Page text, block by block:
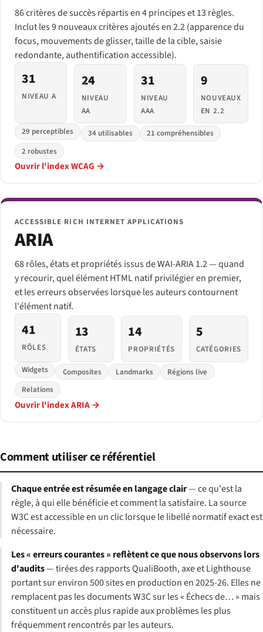
86 critères de succès répartis en 4 principes et 13 règles.
Inclut les 9 nouveaux critères ajoutés en 2.2 (apparence du
focus, mouvements de glisser, taille de la cible, saisie
redondante, authentification accessible).
31
NIVEAU A
24
NIVEAU
AA
31
NIVEAU
AAA
9
NOUVEAUX
EN 2.2
29 perceptibles
34 utilisables
21 compréhensibles
2 robustes
Ouvrir l'index WCAG →
ACCESSIBLE RICH INTERNET APPLICATIONS
ARIA
68 rôles, états et propriétés issus de WAI-ARIA 1.2 — quand
y recourir, quel élément HTML natif privilégier en premier,
et les erreurs observées lorsque les auteurs contournent
l'élément natif.
41
RÔLES
13
ÉTATS
14
PROPRIÉTÉS
5
CATÉGORIES
Widgets
Composites Landmarks
Régions live
Relations
Ouvrir l'index ARIA →
Comment utiliser ce référentiel
Chaque entrée est résumée en langage clair— ce qu'est la
règle, à qui elle bénéficie et comment la satisfaire. La source
W3C est accessible en un clic lorsque le libellé normatif exact est
nécessaire.
Les « erreurs courantes » reflètent ce que nous observons lors
d'audits— tirées des rapports QualiBooth, axe et Lighthouse
portant sur environ 500 sites en production en 2025-26. Elles ne
remplacent pas les documents W3C sur les « Échecs de… » mais
constituent un accès plus rapide aux problèmes les plus
fréquemment rencontrés par les auteurs.